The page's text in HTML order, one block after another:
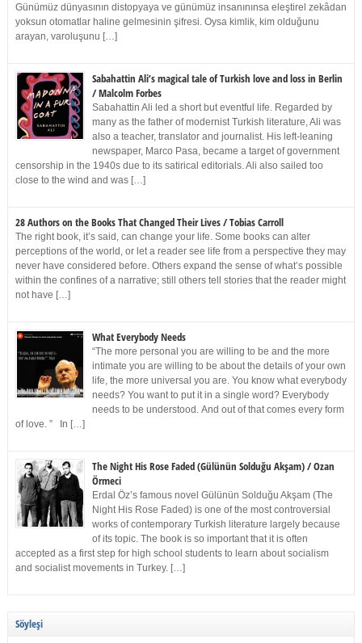
Günümüz dünyasının distopyaya ve günümüz insanınınsa eleştirel zekâdan
yoksun otomatlar haline gelmesinin şifresi. Oysa kimlik, kim olduğunu
arayan, varoluşunu […]
Sabahattin Ali’s magical tale of Turkish love and loss in Berlin
/ Malcolm Forbes
Sabahattin Ali led a short but eventful life. Regarded by
many as the father of modernist Turkish literature, Ali was
also a teacher, translator and journalist. His left-leaning
newspaper, Marco Pasa, became a target of government
censorship in the 1940s due to its satirical editorials. Ali also sailed too
close to the wind and was […]
28 Authors on the Books That Changed Their Lives / Tobias Carroll
The right book, it’s said, can change your life. Some books can alter
perceptions of the world, or let a reader see life from a perspective they may
never have considered before. Others expand the sense of what’s possible
within the confines of a narrative; still others tell stories that the reader might
not have […]
What Everybody Needs
“The more personal you are willing to be and the more
intimate you are willing to be about the details of your own
life, the more universal you are. You know what everybody
needs? You want to put it in a single word? Everybody
needs to be understood. And out of that comes every form
of love. ” In […]
The Night His Rose Faded (Gülünün Solduğu Akşam) / Ozan
Örmeci
Erdal Öz’s famous novel Gülünün Solduğu Akşam (The
Night His Rose Faded) is one of the most controversial
works of contemporary Turkish literature largely because
of its topic. The book is so important that it is often
accepted as a first step for high school students to learn about socialism
and socialist movements in Turkey. […]
Söyleşi